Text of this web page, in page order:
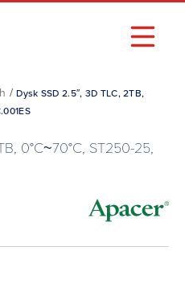
/Dysk SSD 2.5″, 3D TLC, 2TB,
0°C~70°C, ST250-25,